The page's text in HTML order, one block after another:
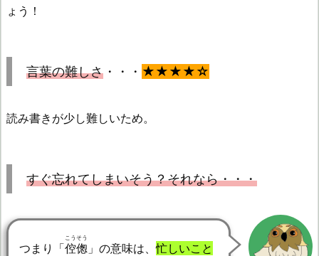
ょう！
言葉の難しさ ・・・ ★★★★☆
読み書きが少し難しいため。
すぐ忘れてしまいそう？それなら・・・
つまり「倥偬
こうそう
」の意味は、忙しいこと